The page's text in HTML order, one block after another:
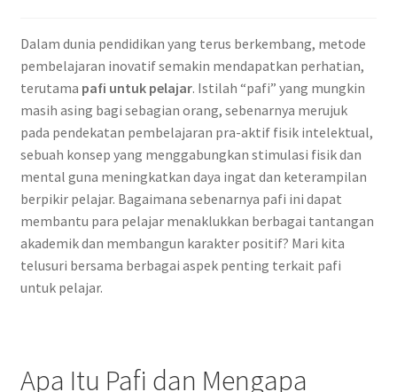
Dalam dunia pendidikan yang terus berkembang, metode
pembelajaran inovatif semakin mendapatkan perhatian,
terutama pafi untuk pelajar. Istilah “pafi” yang mungkin
masih asing bagi sebagian orang, sebenarnya merujuk
pada pendekatan pembelajaran pra-aktif fisik intelektual,
sebuah konsep yang menggabungkan stimulasi fisik dan
mental guna meningkatkan daya ingat dan keterampilan
berpikir pelajar. Bagaimana sebenarnya pafi ini dapat
membantu para pelajar menaklukkan berbagai tantangan
akademik dan membangun karakter positif? Mari kita
telusuri bersama berbagai aspek penting terkait pafi
untuk pelajar.
Apa Itu Pafi dan Mengapa